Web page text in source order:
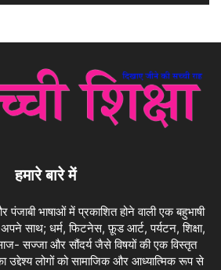
हमारे बारे में
पंजाबी भाषाओं में प्रकाशित होने वाली एक बहुभाषी
साथ; धर्म, फिटनेस, फ़ूड आर्ट, पर्यटन, शिक्षा,
सज्जा और सौंदर्य जैसे विषयों की एक विस्तृत
उद्देश्य लोगों को सामाजिक और आध्यात्मिक रूप से